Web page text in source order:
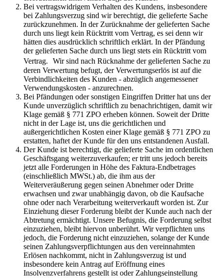
Bei vertragswidrigem Verhalten des Kundens, insbesondere
bei Zahlungsverzug sind wir berechtigt, die gelieferte Sache
zurückzunehmen. In der Zurücknahme der gelieferten Sache
durch uns liegt kein Rücktritt vom Vertrag, es sei denn wir
hätten dies ausdrücklich schriftlich erklärt. In der Pfändung
der gelieferten Sache durch uns liegt stets ein Rücktritt vom
Vertrag. Wir sind nach Rücknahme der gelieferten Sache zu
deren Verwertung befugt, der Verwertungserlös ist auf die
Verbindlichkeiten des Kunden - abzüglich angemessener
Verwendungskosten - anzurechnen.
Bei Pfändungen oder sonstigen Eingriffen Dritter hat uns der
Kunde unverzüglich schriftlich zu benachrichtigen, damit wir
Klage gemäß § 771 ZPO erheben können. Soweit der Dritte
nicht in der Lage ist, uns die gerichtlichen und
außergerichtlichen Kosten einer Klage gemäß § 771 ZPO zu
erstatten, haftet der Kunde für den uns entstandenen Ausfall.
Der Kunde ist berechtigt, die gelieferte Sache im ordentlichen
Geschäftsgang weiterzuverkaufen; er tritt uns jedoch bereits
jetzt alle Forderungen in Höhe des Faktura-Endbetrages
(einschließlich MWSt.) ab, die ihm aus der
Weiterveräußerung gegen seinen Abnehmer oder Dritte
erwachsen und zwar unabhängig davon, ob die Kaufsache
ohne oder nach Verarbeitung weiterverkauft worden ist. Zur
Einziehung dieser Forderung bleibt der Kunde auch nach der
Abtretung ermächtigt. Unsere Befugnis, die Forderung selbst
einzuziehen, bleibt hiervon unberührt. Wir verpflichten uns
jedoch, die Forderung nicht einzuziehen, solange der Kunde
seinen Zahlungsverpflichtungen aus den vereinnahmten
Erlösen nachkommt, nicht in Zahlungsverzug ist und
insbesondere kein Antrag auf Eröffnung eines
Insolvenzverfahrens gestellt ist oder Zahlungseinstellung